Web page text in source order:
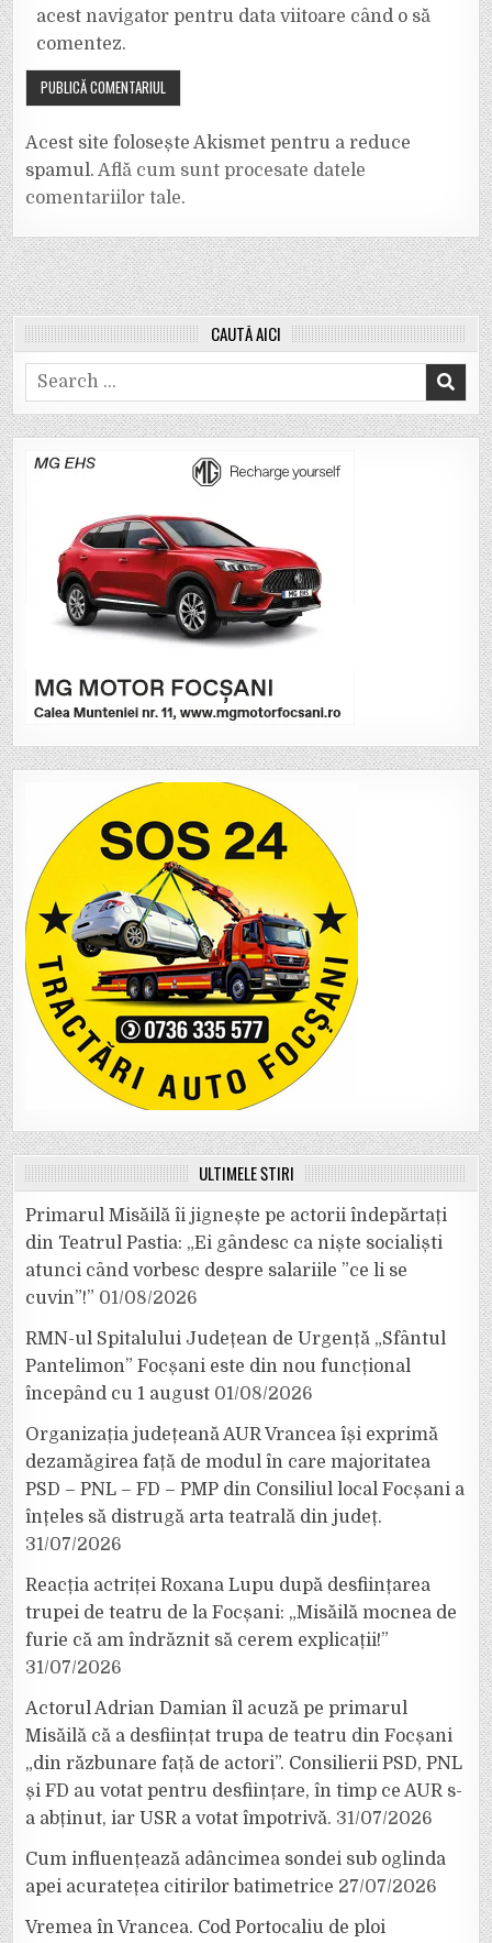
acest navigator pentru data viitoare când o să
comentez.
Acest site folosește Akismet pentru a reduce
spamul.Află cum sunt procesate datele
comentariilor tale.
CAUTĂ AICI
Search
for:
ULTIMELE ȘTIRI
Primarul Misăilă îi jignește pe actorii îndepărtați
din Teatrul Pastia: „Ei gândesc ca niște socialiști
atunci când vorbesc despre salariile ”ce li se
cuvin”!” 01/08/2026
RMN-ul Spitalului Județean de Urgență „Sfântul
Pantelimon” Focșani este din nou funcțional
începând cu 1 august 01/08/2026
Organizația județeană AUR Vrancea își exprimă
dezamăgirea față de modul în care majoritatea
PSD – PNL – FD – PMP din Consiliul local Focșani a
înțeles să distrugă arta teatrală din județ.
31/07/2026
Reacția actriței Roxana Lupu după desființarea
trupei de teatru de la Focșani: „Misăilă mocnea de
furie că am îndrăznit să cerem explicații!”
31/07/2026
Actorul Adrian Damian îl acuză pe primarul
Misăilă că a desființat trupa de teatru din Focșani
„din răzbunare față de actori”. Consilierii PSD, PNL
și FD au votat pentru desființare, în timp ce AUR s-
a abținut, iar USR a votat împotrivă. 31/07/2026
Cum influențează adâncimea sondei sub oglinda
apei acuratețea citirilor batimetrice 27/07/2026
Vremea în Vrancea. Cod Portocaliu de ploi